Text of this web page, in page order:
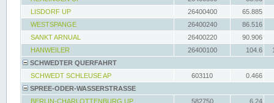
LISDORF UP
26400400
65.885
WESTSPANGE
26400240
86.516
SANKT ARNUAL
26400220
90.906
HANWEILER
26400100 104.6
SCHWEDTER QUERFAHRT
SCHWEDT SCHLEUSE AP
603110
0.466
SPREE-ODER-WASSERSTRASSE
BERLIN-CHARLOTTENBURG UP
582750
6.24